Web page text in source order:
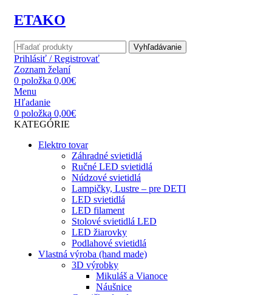
ETAKO
Vyhľadávanie
Prihlásiť / Registrovať
Zoznam želaní
0 položka 0,00€
Menu
Hľadanie
0 položka 0,00€
KATEGÓRIE
Elektro tovar
Záhradné svietidlá
Ručné LED svietidlá
Núdzové svietidlá
Lampičky, Lustre – pre DETI
LED svietidlá
LED filament
Stolové svietidlá LED
LED žiarovky
Podlahové svietidlá
Vlastná výroba (hand made)
3D výrobky
Mikuláš a Vianoce
Náušnice